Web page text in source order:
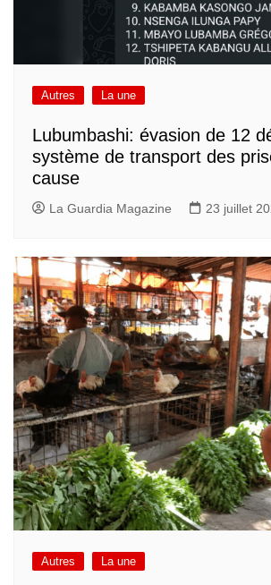
Autres La une
Lubumbashi: évasion de 12
système de transport des
cause
La Guardia Magazine 23 juillet
Autres La une